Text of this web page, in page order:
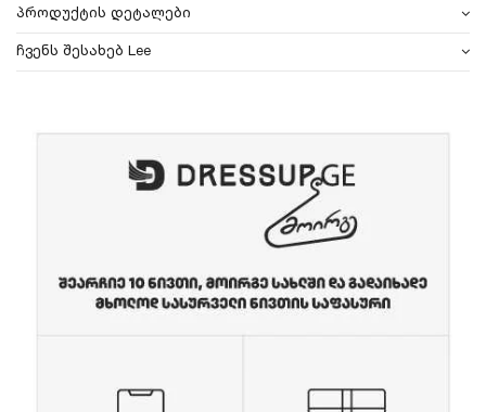
პროდუქტის დეტალები
ჩვენს შესახებ Lee